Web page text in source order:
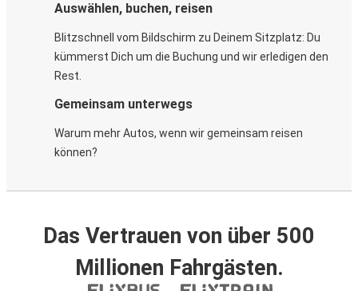
Auswählen, buchen, reisen
Blitzschnell vom Bildschirm zu Deinem Sitzplatz: Du
kümmerst Dich um die Buchung und wir erledigen den
Rest.
Gemeinsam unterwegs
Warum mehr Autos, wenn wir gemeinsam reisen
können?
Das Vertrauen von über 500
Millionen Fahrgästen.